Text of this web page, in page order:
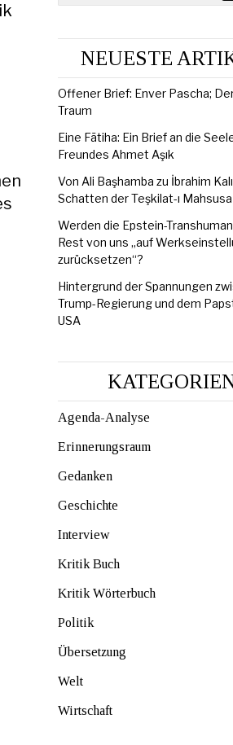
NEUESTE
Offener Brief: Enver Pascha;
Traum
Eine Fātiha: Ein Brief an die
Freundes Ahmet Aşık
Von Ali Başhamba zu İbrahim
Schatten der Teşkilat-ı Mahsusa
Werden die Epstein-
Rest von uns „auf
zurücksetzen“?
Hintergrund der Spannungen
Trump-Regierung und dem
USA
Agenda-Analyse
Erinnerungsraum
Gedanken
Geschichte
Interview
Kritik Buch
Kritik Wörterbuch
Politik
Übersetzung
Welt
Wirtschaft